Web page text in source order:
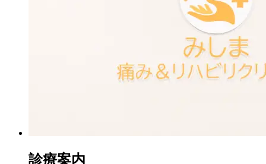
診療案内